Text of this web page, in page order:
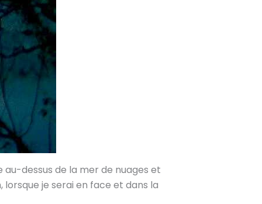
dessus de la mer de nuages et
je serai en face et dans la